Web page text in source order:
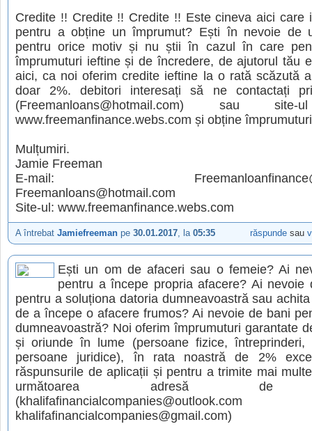
Credite !! Credite !! Credite !! Este cineva aici care
pentru a obține un împrumut? Ești în nevoie de
pentru orice motiv și nu știi în cazul în care
împrumuturi ieftine și de încredere, de ajutorul tău
aici, ca noi oferim credite ieftine la o rată scăzută
doar 2%. debitori interesați să ne contactați
(Freemanloans@hotmail.com) sau
www.freemanfinance.webs.com și obține
Mulțumiri.
Jamie Freeman
E-mail:
Freemanloans@hotmail.com
Site-ul: www.freemanfinance.webs.com
A întrebat Jamiefreeman pe 30.01.2017, la 05:35 răspunde sau
Ești un om de afaceri sau o femeie? Ai
pentru a începe propria afacere? Ai nevoie
pentru a soluționa datoria dumneavoastră sau
de a începe o afacere frumos? Ai nevoie de bani
dumneavoastră? Noi oferim împrumuturi garantate
și oriunde în lume (persoane fizice, întreprinderi,
persoane juridice), în rata noastră de 2%
răspunsurile de aplicații și pentru a trimite mai
următoarea adresă de
khalifafinancialcompanies@gmail.com)